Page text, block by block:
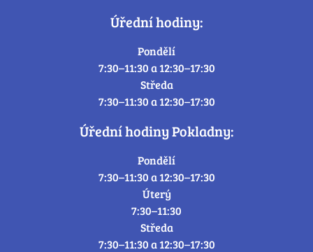
Úřední hodiny:
Pondělí
7:30–11:30 a 12:30–17:30
Středa
7:30–11:30 a 12:30–17:30
Úřední hodiny Pokladny:
Pondělí
7:30–11:30 a 12:30–17:30
Úterý
7:30–11:30
Středa
7:30–11:30 a 12:30–17:30